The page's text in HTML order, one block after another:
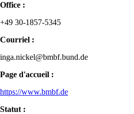
Office :
+49 30-1857-5345
Courriel :
inga.nickel@bmbf.bund.de
Page d'accueil :
https://www.bmbf.de
Statut :